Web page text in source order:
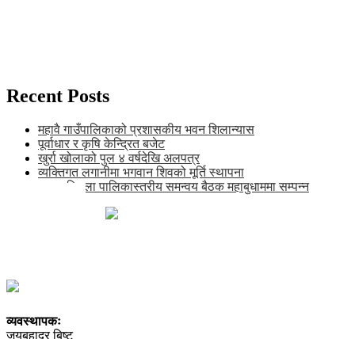
Recent Posts
महावै गाउँपालिकाको प्रशासकीय भवन शिलान्यास
पूर्वाधार र कृषि केन्द्रित बजेट
खुर्रा खोलाको पुल ४ वर्षदेखि अलपत्र
व्यक्तिगत लगानीमा भगवान शिवको मूर्ति स्थापना
अन्तर जिल्ला पालिकास्तरीय समन्वय बैठक महाबुधाममा सम्पन्न
व्यवस्थापकः
जयबहादुर बिष्ट